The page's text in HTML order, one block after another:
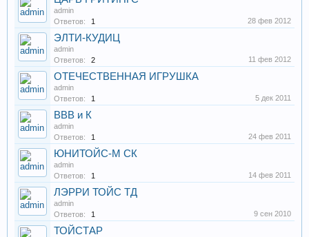
admin
Ответов:
1 28 фев 2012
ЭЛТИ-КУДИЦ
admin
Ответов:
2 11 фев 2012
ОТЕЧЕСТВЕННАЯ ИГРУШКА
admin
Ответов:
1 5 дек 2011
ВВВ и К
admin
Ответов:
1 24 фев 2011
ЮНИТОЙС-М СК
admin
Ответов:
1 14 фев 2011
ЛЭРРИ ТОЙС ТД
admin
Ответов:
1 9 сен 2010
ТОЙСТАР